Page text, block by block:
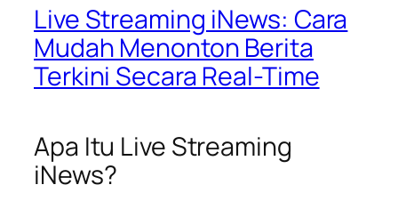
Live Streaming iNews: Cara
Mudah Menonton Berita
Terkini Secara Real-Time
Apa Itu Live Streaming
iNews?